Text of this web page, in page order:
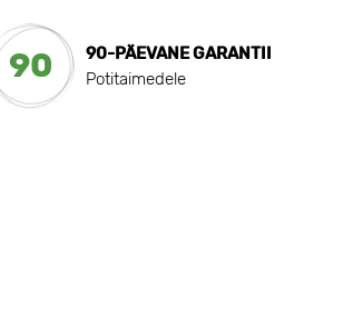
90
90-PÄEVANE GARANTII
Potitaimedele